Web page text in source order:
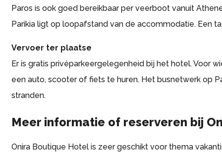
Paros is ook goed bereikbaar per veerboot vanuit
Parikia ligt op loopafstand van de accommodatie. Een
Vervoer ter plaatse
Er is gratis privéparkeergelegenheid bij het hotel. Voor
een auto, scooter of fiets te huren. Het busnetwerk op
stranden.
Meer informatie of reserveren bij
Onira Boutique Hotel is zeer geschikt voor thema